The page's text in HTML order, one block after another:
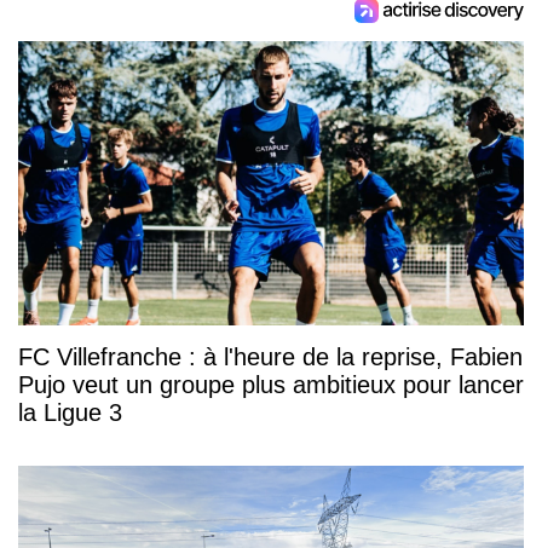
FC Villefranche : à l'heure de la reprise, Fabien
Pujo veut un groupe plus ambitieux pour lancer
la Ligue 3